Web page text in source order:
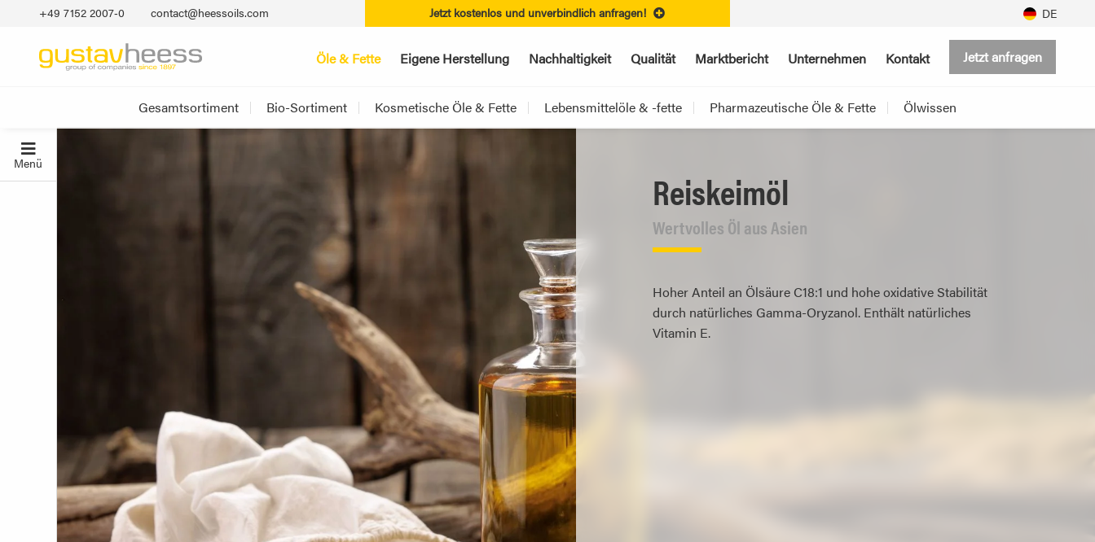
Jetzt kostenlos und unverbindlich anfragen!
+49 7152 2007‐0 contact@heessoils.com DE
Öle & Fette Eigene Herstellung Nachhaltigkeit Qualität Marktbericht Unternehmen Kontakt Jetzt anfragen
Gesamtsortiment Bio-Sortiment Kosmetische Öle & Fette Lebensmittelöle & -fette Pharmazeutische Öle & Fette Ölwissen
Menü
Reiskeimöl
Wertvolles Öl aus Asien
Hoher Anteil an Ölsäure C18:1 und hohe oxidative Stabilität
durch natürliches Gamma-Oryzanol. Enthält natürliches
Vitamin E.